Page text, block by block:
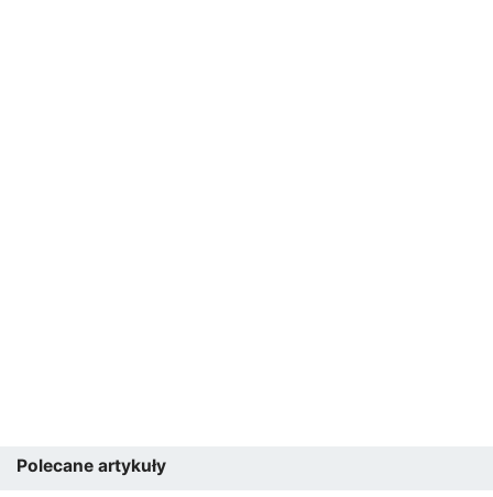
Polecane artykuły